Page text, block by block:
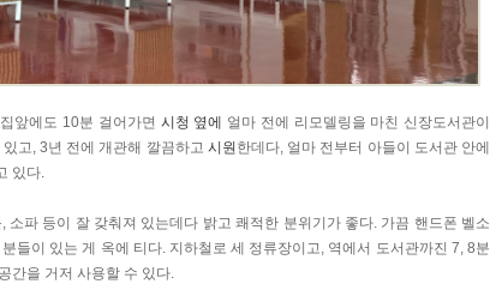
앞에도 10분 걸어가면 시청 옆에 얼마 전에 리모델링을 마친 신장도서관이
고, 3년 전에 개관해 깔끔하고 시원한데다, 얼마 전부터 아들이 도서관 안에
있다.
소파 등이 잘 갖춰져 있는데다 밝고 쾌적한 분위기가 좋다. 가끔 핸드폰 벨소
들이 있는 게 옥에 티다. 지하철로 세 정류장이고, 역에서 도서관까진 7, 8분
간을 거저 사용할 수 있다.